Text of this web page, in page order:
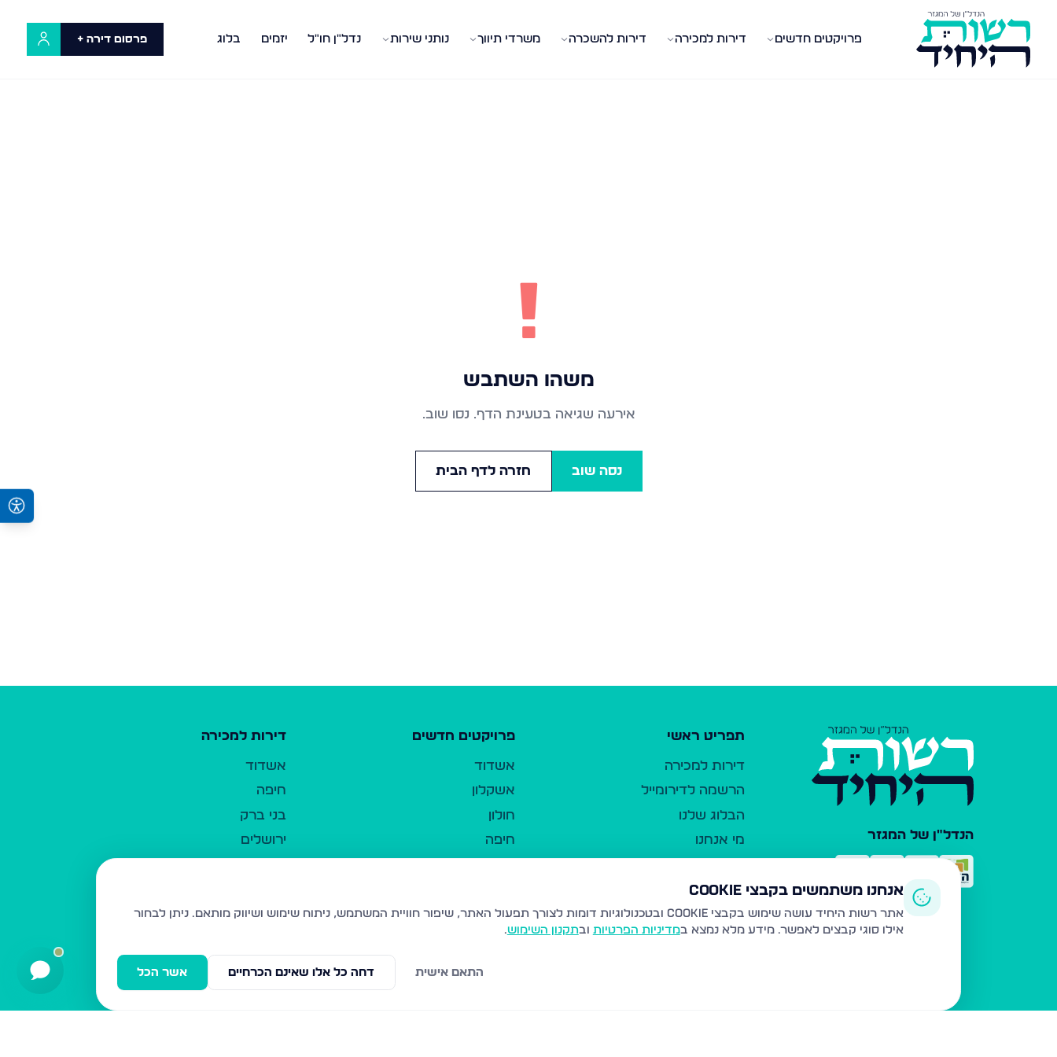
פרויקטים חדשים דירות למכירה דירות להשכרה משרדי תיווך נותני שירות נדל"ן חו"ל יזמים בלוג פרסום דירה +
!
משהו השתבש
אירעה שגיאה בטעינת הדף. נסו שוב.
נסה שוב חזרה לדף הבית
הנדל"ן של המגזר
תפריט ראשי
דירות למכירה
הרשמה לדירומייל
הבלוג שלנו
מי אנחנו
כלי עזר
פרסום ברשות היחיד
משרדי תיווך
פרויקטים חדשים
אשדוד
אשקלון
חולון
חיפה
נהריה
עמנואל
דירות למכירה
אשדוד
חיפה
בני ברק
ירושלים
בית שמש
ביתר עילית
אנחנו משתמשים בקבצי Cookie
אתר רשות היחיד עושה שימוש בקבצי Cookie ובטכנולוגיות דומות לצורך תפעול האתר, שיפור חוויית המשתמש, ניתוח שימוש ושיווק מותאם.
ניתן לבחור
אילו סוגי קבצים לאפשר. מידע מלא נמצא במדיניות הפרטיות ובתקנון השימוש.
אשר הכל דחה כל אלו שאינם הכרחיים התאם אישית